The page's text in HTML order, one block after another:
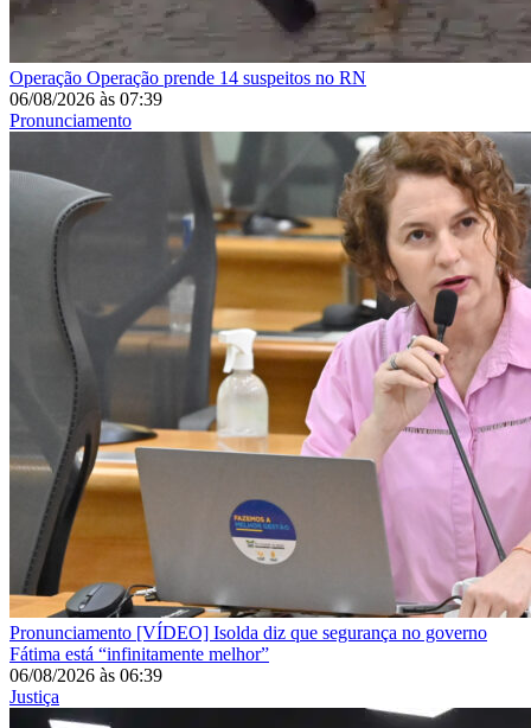
Operação Operação prende 14 suspeitos no RN
06/08/2026 às 07:39
Pronunciamento
Pronunciamento [VÍDEO] Isolda diz que segurança no governo
Fátima está “infinitamente melhor”
06/08/2026 às 06:39
Justiça